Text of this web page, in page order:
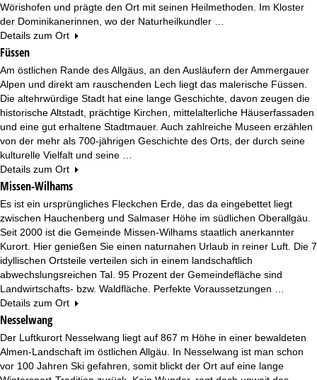
Wörishofen und prägte den Ort mit seinen Heilmethoden. Im Kloster
der Dominikanerinnen, wo der Naturheilkundler …
Details zum Ort
Füssen
Am östlichen Rande des Allgäus, an den Ausläufern der Ammergauer
Alpen und direkt am rauschenden Lech liegt das malerische Füssen.
Die altehrwürdige Stadt hat eine lange Geschichte, davon zeugen die
historische Altstadt, prächtige Kirchen, mittelalterliche Häuserfassaden
und eine gut erhaltene Stadtmauer. Auch zahlreiche Museen erzählen
von der mehr als 700-jährigen Geschichte des Orts, der durch seine
kulturelle Vielfalt und seine …
Details zum Ort
Missen-Wilhams
Es ist ein ursprüngliches Fleckchen Erde, das da eingebettet liegt
zwischen Hauchenberg und Salmaser Höhe im südlichen Oberallgäu.
Seit 2000 ist die Gemeinde Missen-Wilhams staatlich anerkannter
Kurort. Hier genießen Sie einen naturnahen Urlaub in reiner Luft. Die 7
idyllischen Ortsteile verteilen sich in einem landschaftlich
abwechslungsreichen Tal. 95 Prozent der Gemeindefläche sind
Landwirtschafts- bzw. Waldfläche. Perfekte Voraussetzungen …
Details zum Ort
Nesselwang
Der Luftkurort Nesselwang liegt auf 867 m Höhe in einer bewaldeten
Almen-Landschaft im östlichen Allgäu. In Nesselwang ist man schon
vor 100 Jahren Ski gefahren, somit blickt der Ort auf eine lange